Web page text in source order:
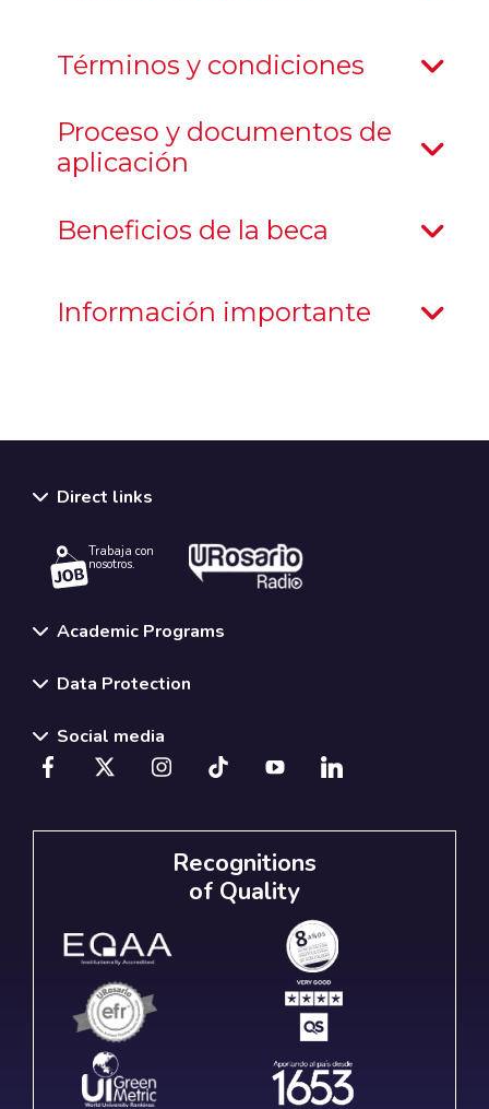
Términos y condiciones
Proceso y documentos de
aplicación
Beneficios de la beca
Información importante
Direct links
Trabaja con
nosotros.
Academic Programs
Data Protection
Social media
Recognitions
of Quality